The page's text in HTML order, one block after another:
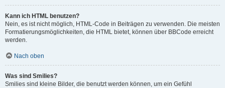
Kann ich HTML benutzen?
Nein, es ist nicht möglich, HTML-Code in Beiträgen zu verwenden. Die meisten
Formatierungsmöglichkeiten, die HTML bietet, können über BBCode erreicht
werden.
Nach oben
Was sind Smilies?
Smilies sind kleine Bilder, die benutzt werden können, um ein Gefühl